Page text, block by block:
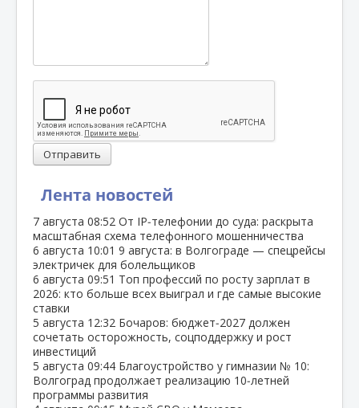
Лента новостей
7 августа 08:52 От IP‑телефонии до суда: раскрыта
масштабная схема телефонного мошенничества
6 августа 10:01 9 августа: в Волгограде — спецрейсы
электричек для болельщиков
6 августа 09:51 Топ профессий по росту зарплат в
2026: кто больше всех выиграл и где самые высокие
ставки
5 августа 12:32 Бочаров: бюджет‑2027 должен
сочетать осторожность, соцподдержку и рост
инвестиций
5 августа 09:44 Благоустройство у гимназии № 10:
Волгоград продолжает реализацию 10‑летней
программы развития
Отправить